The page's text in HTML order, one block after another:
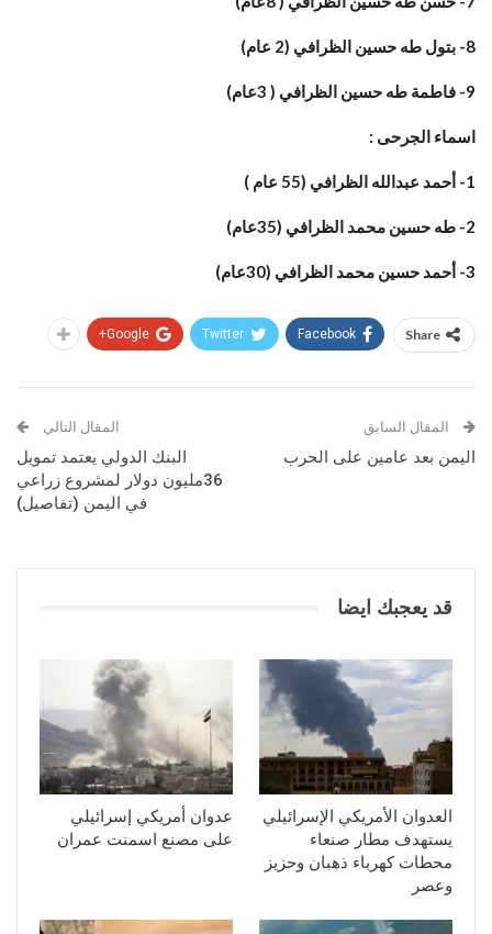
8- بتول طه حسين الظرافي (2 عام)
9- فاطمة طه حسين الظرافي ( 3عام)
اسماء الجرحى :
1- أحمد عبدالله الظرافي (55 عام )
2- طه حسين محمد الظرافي (35عام)
3- أحمد حسين محمد الظرافي (30عام)
Share
Facebook
Twitter
Google+
المقال السابق
اليمن بعد عامين على الحرب
المقال التالي
البنك الدولي يعتمد تمويل
36مليون دولار لمشروع زراعي
في اليمن (تفاصيل)
قد يعجبك ايضا
العدوان الأمريكي الإسرائيلي
يستهدف مطار صنعاء
محطات كهرباء ذهبان وحزيز
وعصر
عدوان أمريكي إسرائيلي
على مصنع اسمنت عمران